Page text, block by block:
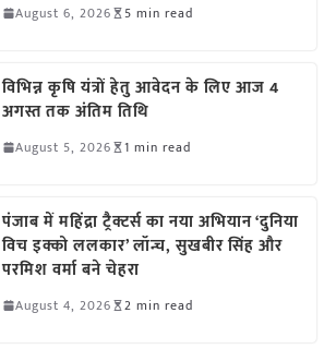
August 6, 2026 5 min read
विभिन्न कृषि यंत्रों हेतु आवेदन के लिए आज 4
अगस्त तक अंतिम तिथि
August 5, 2026 1 min read
पंजाब में महिंद्रा ट्रैक्टर्स का नया अभियान ‘दुनिया
विच इक्को ललकार’ लॉन्च, सुखबीर सिंह और
परमिश वर्मा बने चेहरा
August 4, 2026 2 min read